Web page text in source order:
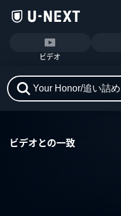
ビデオ
ビデオとの一致